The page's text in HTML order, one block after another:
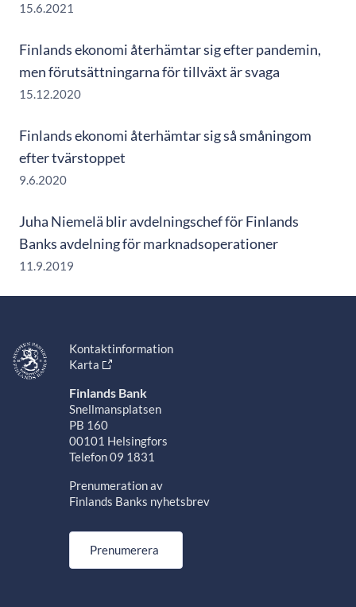
15.6.2021
Finlands ekonomi återhämtar sig efter pandemin,
men förutsättningarna för tillväxt är svaga
15.12.2020
Finlands ekonomi återhämtar sig så småningom
efter tvärstoppet
9.6.2020
Juha Niemelä blir avdelningschef för Finlands
Banks avdelning för marknadsoperationer
11.9.2019
Kontaktinformation
Karta
Finlands Bank
Snellmansplatsen
PB 160
00101 Helsingfors
Telefon 09 1831
Prenumeration av
Finlands Banks nyhetsbrev
Prenumerera